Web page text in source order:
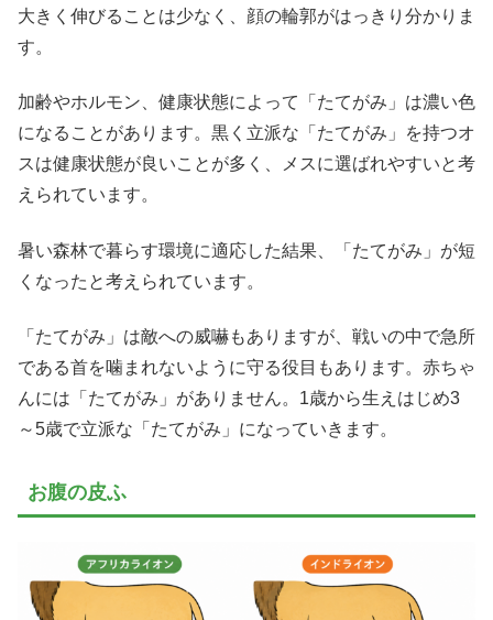
大きく伸びることは少なく、顔の輪郭がはっきり分かりま
す。
加齢やホルモン、健康状態によって「たてがみ」は濃い色
になることがあります。黒く立派な「たてがみ」を持つオ
スは健康状態が良いことが多く、メスに選ばれやすいと考
えられています。
暑い森林で暮らす環境に適応した結果、「たてがみ」が短
くなったと考えられています。
「たてがみ」は敵への威嚇もありますが、戦いの中で急所
である首を噛まれないように守る役目もあります。赤ちゃ
んには「たてがみ」がありません。1歳から生えはじめ3
～5歳で立派な「たてがみ」になっていきます。
お腹の皮ふ